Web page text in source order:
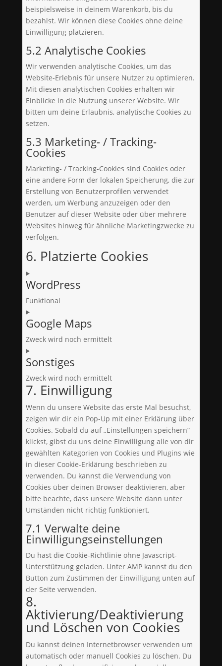
beispielsweise in deinem Warenkorb, bis du
bezahlst. Wir können diese Cookies ohne deine
Einwilligung platzieren.
5.2 Analytische Cookies
Wir verwenden analytische Cookies, um das
Website-Erlebnis für unsere Nutzer zu optimieren.
Mit diesen analytischen Cookies erhalten wir
Einblicke in die Nutzung unserer Website. Wir
bitten um deine Erlaubnis, analytische Cookies zu
setzen.
5.3 Marketing- / Tracking-
Cookies
Marketing- / Tracking-Cookies sind Cookies oder
eine andere Form der lokalen Speicherung, die zur
Erstellung von Benutzerprofilen verwendet
werden, um Werbung anzuzeigen oder den
Benutzer auf dieser Website oder über mehrere
Websites hinweg für ähnliche Marketingzwecke zu
verfolgen.
6. Platzierte Cookies
WordPress
Funktional
Consent
to
service
Google Maps
Zweck wird noch ermittelt
Consent
to
service
google-
maps
Sonstiges
Zweck wird noch ermittelt
Consent
service
sonstiges
7. Einwilligung
Wenn du unsere Website das erste Mal besuchst,
zeigen wir dir ein Pop-Up mit einer Erklärung über
Cookies. Sobald du auf „Einstellungen speichern“
klickst, gibst du uns deine Einwilligung alle von dir
gewählten Kategorien von Cookies und Plugins wie
in dieser Cookie-Erklärung beschrieben zu
verwenden. Du kannst die Verwendung von
Cookies über deinen Browser deaktivieren, aber
bitte beachte, dass unsere Website dann unter
Umständen nicht richtig funktioniert.
7.1 Verwalte deine
Einwilligungseinstellungen
Du hast die Cookie-Richtlinie ohne Javascript-
Unterstützung geladen. Unter AMP kannst du den
Button zum Zustimmen der Einwilligung unten auf
der Seite verwenden.
8.
Aktivierung/Deaktivierung
und Löschen von Cookies
Du kannst deinen Internetbrowser verwenden um
automatisch oder manuell Cookies zu löschen. Du